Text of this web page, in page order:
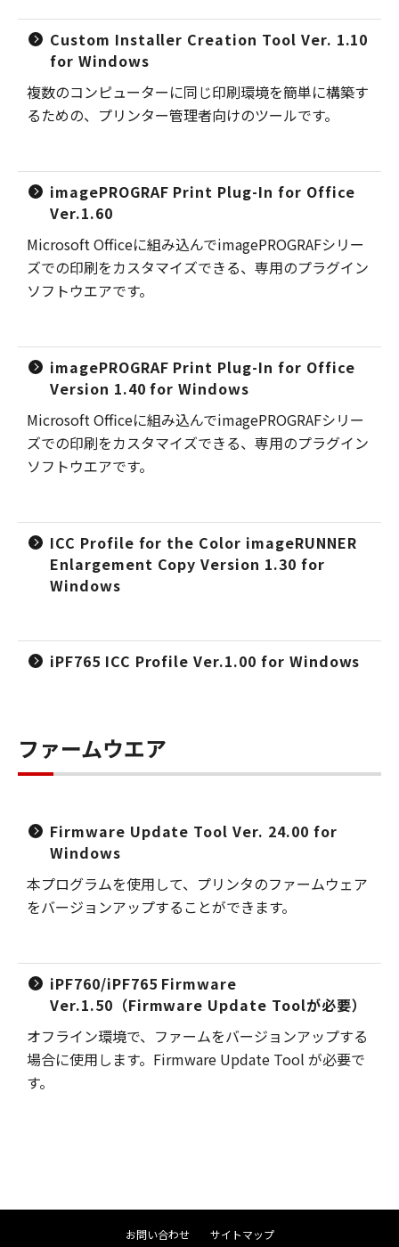
Custom Installer Creation Tool Ver. 1.10
for Windows
複数のコンピューターに同じ印刷環境を簡単に構築す
るための、プリンター管理者向けのツールです。
imagePROGRAF Print Plug-In for Office
Ver.1.60
Microsoft Officeに組み込んでimagePROGRAFシリー
ズでの印刷をカスタマイズできる、専用のプラグイン
ソフトウエアです。
imagePROGRAF Print Plug-In for Office
Version 1.40 for Windows
Microsoft Officeに組み込んでimagePROGRAFシリー
ズでの印刷をカスタマイズできる、専用のプラグイン
ソフトウエアです。
ICC Profile for the Color imageRUNNER
Enlargement Copy Version 1.30 for
Windows
iPF765 ICC Profile Ver.1.00 for Windows
ファームウエア
Firmware Update Tool Ver. 24.00 for
Windows
本プログラムを使用して、プリンタのファームウェア
をバージョンアップすることができます。
iPF760/iPF765 Firmware
Ver.1.50（Firmware Update Toolが必要）
オフライン環境で、ファームをバージョンアップする
場合に使用します。Firmware Update Tool が必要で
す。
お問い合わせ サイトマップ